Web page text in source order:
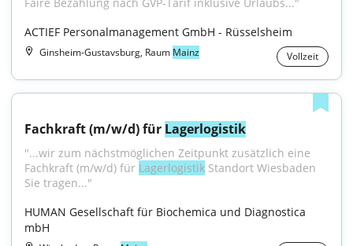
ACTIEF Personalmanagement GmbH - Rüsselsheim
Ginsheim-Gustavsburg, Raum Mainz Vollzeit
Fachkraft (m/w/d) für Lagerlogistik
"...wir zum nächstmöglichen Zeitpunkt zusätzlich eine
Fachkraft (m/w/d) für Lagerlogistik Standort Wiesbaden
Sie tragen..."
HUMAN Gesellschaft für Biochemica und Diagnostica
mbH